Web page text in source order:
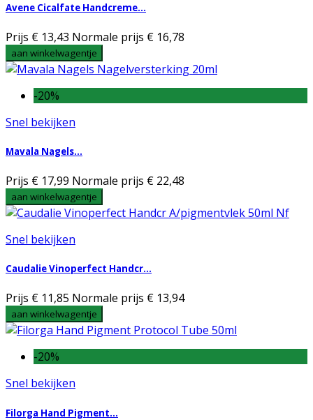
Avene Cicalfate Handcreme...
Prijs € 13,43 Normale prijs € 16,78
aan winkelwagentje
-20%
Snel bekijken
Mavala Nagels...
Prijs € 17,99 Normale prijs € 22,48
aan winkelwagentje
Snel bekijken
Caudalie Vinoperfect Handcr...
Prijs € 11,85 Normale prijs € 13,94
aan winkelwagentje
-20%
Snel bekijken
Filorga Hand Pigment...